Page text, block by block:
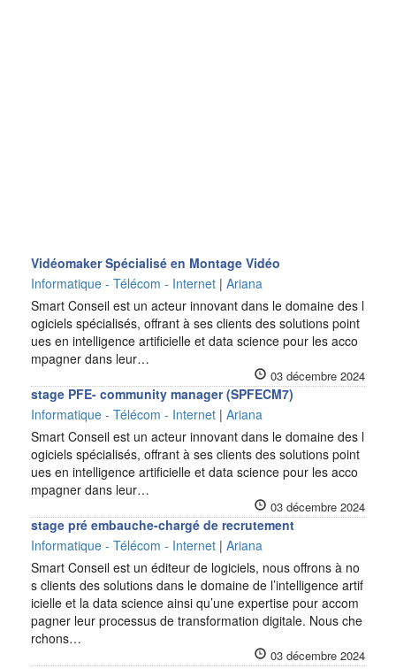
Vidéomaker Spécialisé en Montage Vidéo
Informatique - Télécom - Internet | Ariana
Smart Conseil est un acteur innovant dans le domaine des l
ogiciels spécialisés, offrant à ses clients des solutions point
ues en intelligence artificielle et data science pour les acco
mpagner dans leur…
03 décembre 2024
stage PFE- community manager (SPFECM7)
Informatique - Télécom - Internet | Ariana
Smart Conseil est un acteur innovant dans le domaine des l
ogiciels spécialisés, offrant à ses clients des solutions point
ues en intelligence artificielle et data science pour les acco
mpagner dans leur…
03 décembre 2024
stage pré embauche-chargé de recrutement
Informatique - Télécom - Internet | Ariana
Smart Conseil est un éditeur de logiciels, nous offrons à no
s clients des solutions dans le domaine de l’intelligence artif
icielle et la data science ainsi qu’une expertise pour accom
pagner leur processus de transformation digitale. Nous che
rchons…
03 décembre 2024